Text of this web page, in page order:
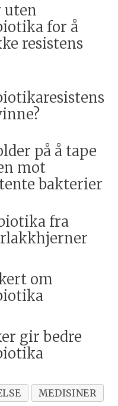
uten
for å
resistens
på å tape
mot
bakterier
fra
om
gir bedre
MEDISINER